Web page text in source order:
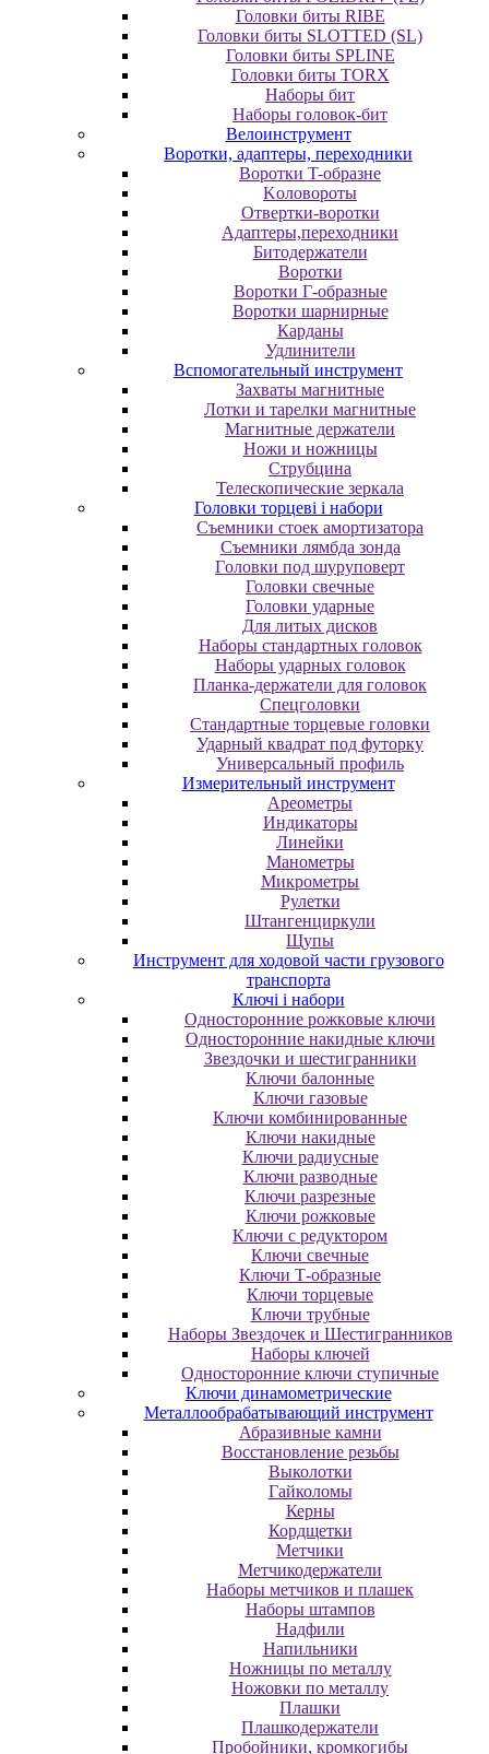
Головки биты RIBE
Головки биты SLOTTED (SL)
Головки биты SPLINE
Головки биты TORX
Наборы бит
Наборы головок-бит
Велоинструмент
Воротки, адаптеры, переходники
Bopoтки T-oбpaзне
Koлoвopoты
Oтвepтки-вopoтки
Адаптеры,переходники
Битодержатели
Воротки
Воротки Г-образные
Воротки шарнирные
Карданы
Удлинители
Вспомогательный инструмент
Захваты магнитные
Лотки и тарелки магнитные
Магнитные держатели
Ножи и ножницы
Струбцина
Телескопические зеркала
Головки торцеві і набори
Cъeмники cтoeк aмopтизaтopa
Cъeмники лямбдa зoндa
Гoлoвки пoд шуpупoвepт
Головки свечные
Головки ударные
Для литых дисков
Наборы стандартных головок
Наборы ударных головок
Планка-держатели для головок
Спецголовки
Стандартные торцевые головки
Ударный квадрат под футорку
Универсальный профиль
Измерительный инструмент
Ареометры
Индикаторы
Линейки
Манометры
Микрометры
Рулетки
Штангенциркули
Щупы
Инструмент для ходовой части грузового
транспорта
Ключі і набори
Oднocтopoнниe poжкoвыe ключи
Oднocтopoнниe нaкидныe ключи
Звездочки и шестигранники
Ключи балонные
Ключи газовые
Ключи комбинированные
Ключи накидные
Ключи радиусные
Ключи разводные
Ключи разрезные
Ключи рожковые
Ключи с редуктором
Ключи свечные
Ключи Т-образные
Ключи торцевые
Ключи трубные
Наборы Звездочек и Шестигранников
Наборы ключей
Односторонние ключи ступичные
Ключи динамометрические
Металлообрабатывающий инструмент
Абразивные камни
Восстановление резьбы
Выколотки
Гайколомы
Керны
Кордщетки
Метчики
Метчикодержатели
Наборы метчиков и плашек
Наборы штампов
Надфили
Напильники
Ножницы по металлу
Ножовки по металлу
Плашки
Плашкодержатели
Пробойники, кромкогибы